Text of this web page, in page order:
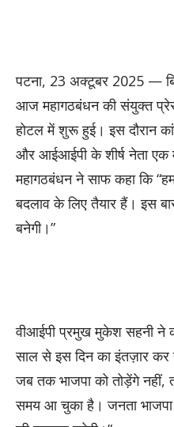
पटना, 23 अक्टूबर 2025 —
आज महागठबंधन की संयुक्त
होटल में शुरू हुई। इस दौरान
और आईआईपी के शीर्ष नेता
महागठबंधन ने साफ कहा कि
बदलाव के लिए तैयार हैं। इस
बनेगी।”
वीआईपी प्रमुख मुकेश सहनी ने
साल से इस दिन का इंतज़ार
जब तक भाजपा को तोड़ेंगे
समय आ चुका है। जनता